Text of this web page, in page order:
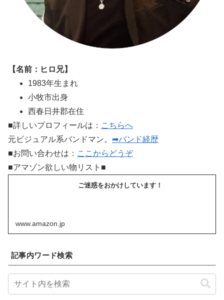
【名前：ヒロ兄】
1983年生まれ
小牧市出身
西春日井郡在住
■詳しいプロフィールは： こちらへ
元ビジュアル系バンドマン。 ➡バンド経歴
■お問い合わせは： ここからどうぞ
■アマゾン欲しい物リスト■
ご迷惑をおかけしています！
www.amazon.jp
記事内ワード検索